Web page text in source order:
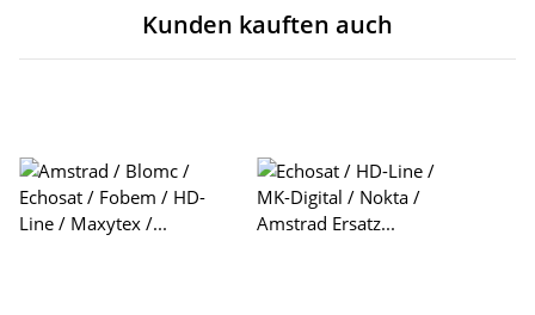
Kunden kauften auch